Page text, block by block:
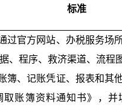
标准
过官方网站、办税服务场
、程序、救济渠道、流程
簿、记账凭证、报表和其
取账簿资料通知书》，并